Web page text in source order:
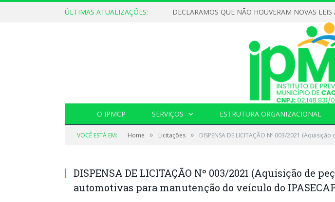
ÚLTIMAS ATUALIZAÇÕES:
O IPMCP SERVIÇOS ESTRUTURA ORGANIZACIONAL
VOCÊ ESTÁ EM: Home » Licitações » DISPENSA DE LICITAÇÃO Nº 003/2021
DISPENSA DE LICITAÇÃO Nº 003/2021 (Aquisição de
automotivas para manutenção do veículo do